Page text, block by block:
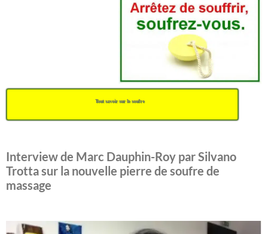
Tout savoir sur le soufre
Interview de Marc Dauphin-Roy par Silvano
Trotta sur la nouvelle pierre de soufre de
massage